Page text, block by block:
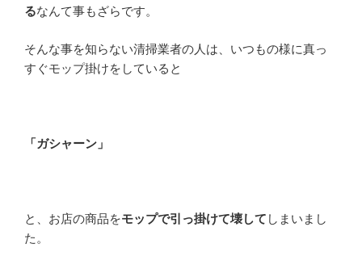
るなんて事もざらです。
そんな事を知らない清掃業者の人は、いつもの様に真っ
すぐモップ掛けをしていると
「ガシャーン」
と、お店の商品をモップで引っ掛けて壊して しまいまし
た。